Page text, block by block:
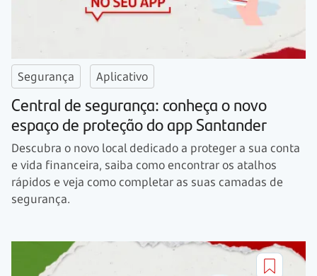
Segurança Aplicativo
Central de segurança: conheça o novo
espaço de proteção do app Santander
Descubra o novo local dedicado a proteger a sua conta
e vida financeira, saiba como encontrar os atalhos
rápidos e veja como completar as suas camadas de
segurança.